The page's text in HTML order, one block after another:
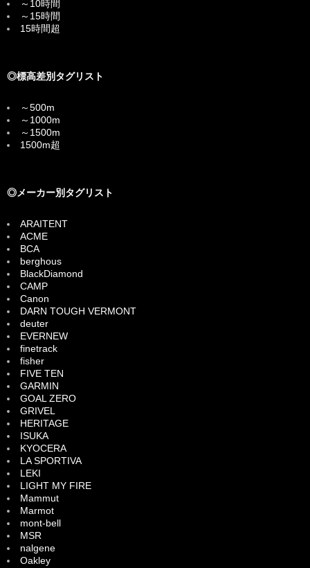
～10時間
～15時間
15時間超
◎標高差別タグリスト
～500m
～1000m
～1500m
1500m超
◎メーカー別タグリスト
ARAITENT
ACME
BCA
berghous
BlackDiamond
CAMP
Canon
DARN TOUGH VERMONT
deuter
EVERNEW
finetrack
fisher
FIVE TEN
GARMIN
GOAL ZERO
GRIVEL
HERITAGE
ISUKA
KYOCERA
LA SPORTIVA
LEKI
LIGHT MY FIRE
Mammut
Marmot
mont-bell
MSR
nalgene
Oakley